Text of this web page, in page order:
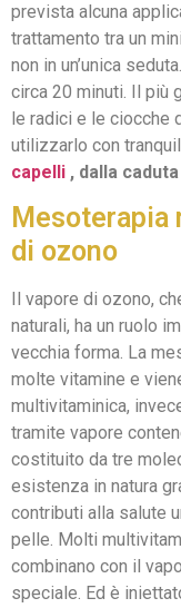
prevista alcuna
trattamento tra un
non in un’unica
circa 20 minuti. Il più
le radici e le ciocche
utilizzarlo con
capelli , dalla
Mesoterapia
di ozono
Il vapore di ozono,
naturali, ha un ruolo
vecchia forma. La
molte vitamine e
multivitaminica,
tramite vapore
costituito da tre
esistenza in natura
contributi alla salute
pelle. Molti
combinano con il
speciale. Ed è